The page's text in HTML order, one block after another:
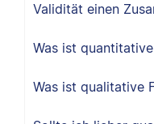
Validität einen
Was ist
Was ist qualitative